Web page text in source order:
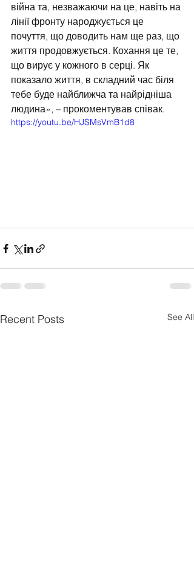
війна та, незважаючи на це, навіть на
лінії фронту народжується це
почуття, що доводить нам ще раз, що
життя продовжується. Кохання це те,
що вирує у кожного в серці. Як
показало життя, в складний час біля
тебе буде найближча та найрідніша
людина», – прокоментував співак.
https://youtu.be/HJSMsVmB1d8
Recent Posts See All